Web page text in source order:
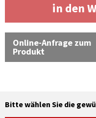
in den
Online-Anfrage zum
Produkt
Bitte wählen Sie die